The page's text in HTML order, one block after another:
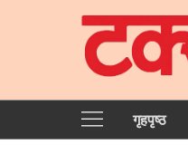
गृहपृष्‍ठ